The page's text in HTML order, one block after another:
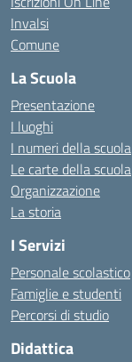
Invalsi
Comune
La Scuola
Presentazione
I luoghi
I numeri della scuola
Le carte della scuola
Organizzazione
La storia
I Servizi
Personale scolastico
Famiglie e studenti
Percorsi di studio
Didattica